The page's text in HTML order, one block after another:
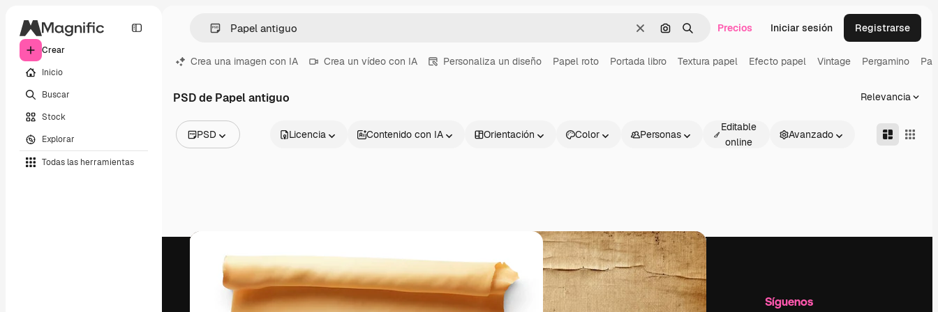
Crear
Inicio
Buscar
Stock
Explorar
Todas las herramientas
BorrarBuscar por imagen
BuscarPrecios Iniciar sesión Registrarse
Crea una imagen con IA Crea un vídeo con IA Personaliza un diseño Papel roto Portada libro Textura papel Efecto papel Vintage Pergamino
PSD de Papel antiguo Relevancia
PSD
Vídeos
Motion graphics
Plantillas de vídeos
Modelos 3D
Licencia Contenido con IA Orientación Color Personas
Editable
online
Avanzado
Productos Información útil Empresa Síguenos